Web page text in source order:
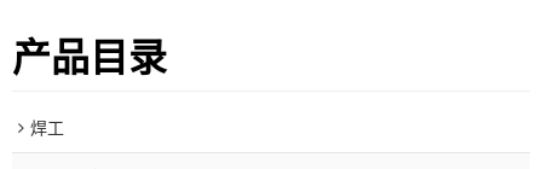
产品目录
焊工